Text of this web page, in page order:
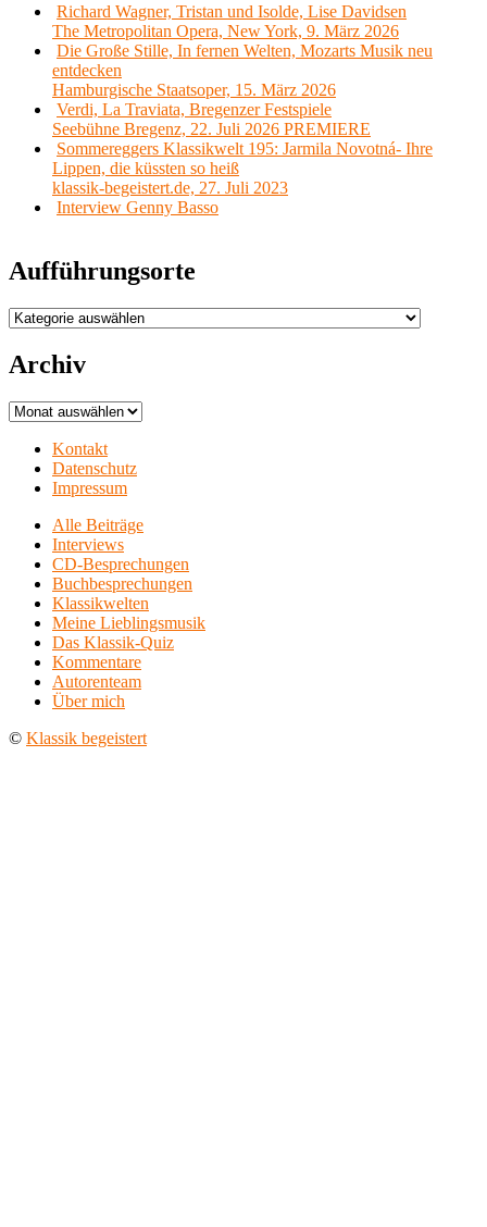
Richard Wagner, Tristan und Isolde, Lise Davidsen
The Metropolitan Opera, New York, 9. März 2026
Die Große Stille, In fernen Welten, Mozarts Musik neu
entdecken
Hamburgische Staatsoper, 15. März 2026
Verdi, La Traviata, Bregenzer Festspiele
Seebühne Bregenz, 22. Juli 2026 PREMIERE
Sommereggers Klassikwelt 195: Jarmila Novotná- Ihre
Lippen, die küssten so heiß
klassik-begeistert.de, 27. Juli 2023
Interview Genny Basso
Aufführungsorte
Aufführungsorte
Archiv
Archiv
Kontakt
Datenschutz
Impressum
Alle Beiträge
Interviews
CD-Besprechungen
Buchbesprechungen
Klassikwelten
Meine Lieblingsmusik
Das Klassik-Quiz
Kommentare
Autorenteam
Über mich
© Klassik begeistert